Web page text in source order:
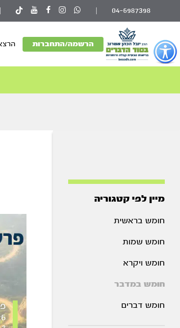
כפתור
לפתיחת
תפריט
נגישות
04-6987398
הרשמה/התחברות
מיין לפי קטגוריה
חומש בראשית
חומש שמות
חומש ויקרא
חומש במדבר
חומש דברים